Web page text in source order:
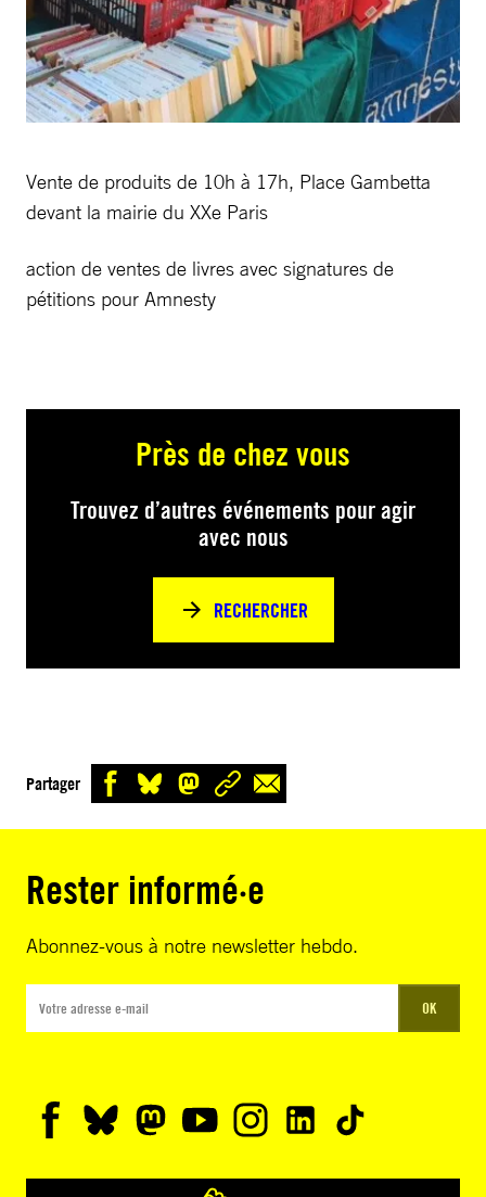
Vente de produits de 10h à 17h, Place Gambetta
devant la mairie du XXe Paris
action de ventes de livres avec signatures de
pétitions pour Amnesty
Près de chez vous
Trouvez d’autres événements pour agir
avec nous
RECHERCHER
Partager
Rester informé·e
Abonnez-vous à notre newsletter hebdo.
OK